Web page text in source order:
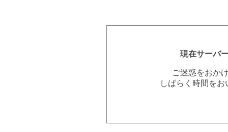
現在サーバ
ご迷惑をおか
しばらく時間を